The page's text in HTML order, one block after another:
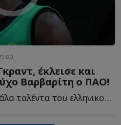
έκλεισε και
Βαρβαρίτη ο ΠΑΟ!
Τα τέσσερα πολύ μεγάλα ταλέντα του ελληνικού μπάσκετ, η...